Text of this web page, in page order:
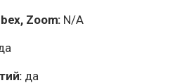
Zoom: N/A
да